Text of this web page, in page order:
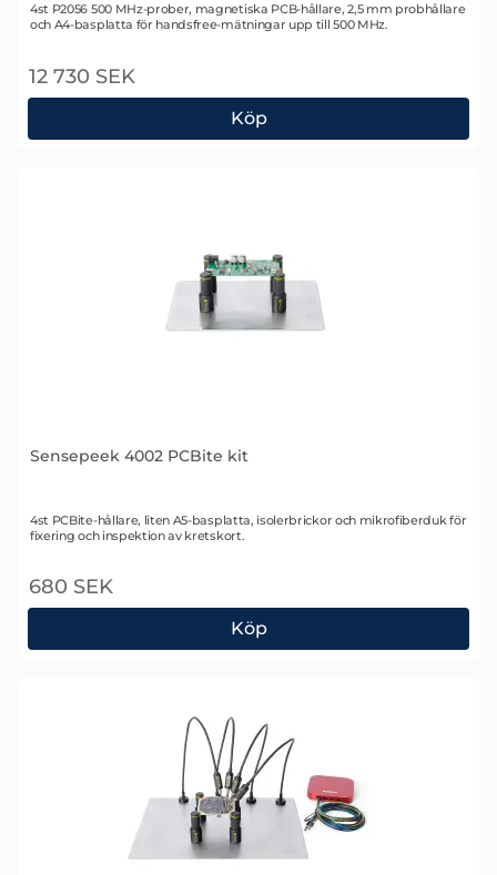
Art. nr 2498
4st P2056 500 MHz-prober, magnetiska PCB-hållare, 2,5 mm probhållare
och A4-basplatta för handsfree-mätningar upp till 500 MHz.
12 730 SEK
Köp
Pico PQ217 probhållarkit med prober
Sensepeek 4002 PCBite kit
Art. nr 2348
4st PCBite-hållare, liten A5-basplatta, isolerbrickor och mikrofiberduk för
fixering och inspektion av kretskort.
680 SEK
Köp
Sensepeek 4002 PCBite kit